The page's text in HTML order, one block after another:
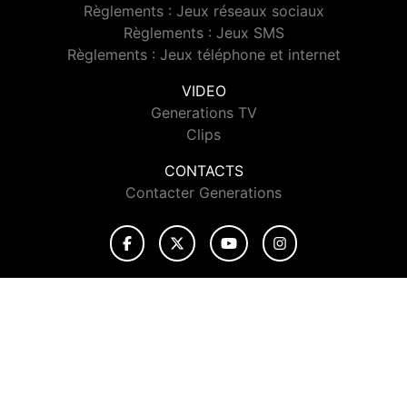
Règlements : Jeux réseaux sociaux
Règlements : Jeux SMS
Règlements : Jeux téléphone et internet
VIDEO
Generations TV
Clips
CONTACTS
Contacter Generations